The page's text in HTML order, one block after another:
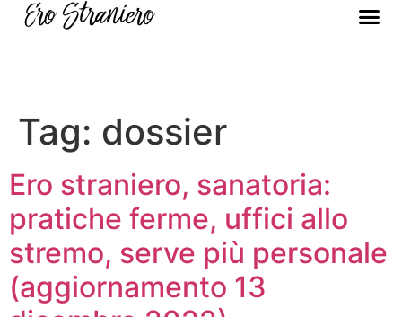
Tag: dossier
Ero straniero, sanatoria:
pratiche ferme, uffici allo
stremo, serve più personale
(aggiornamento 13